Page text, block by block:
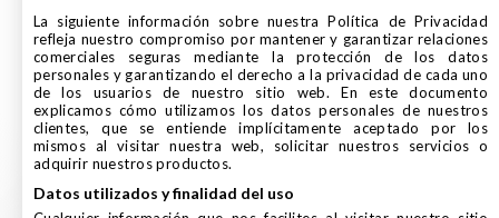
La siguiente información sobre nuestra Política de Privacidad
refleja nuestro compromiso por mantener y garantizar relaciones
comerciales seguras mediante la protección de los datos
personales y garantizando el derecho a la privacidad de cada uno
de los usuarios de nuestro sitio web. En este documento
explicamos cómo utilizamos los datos personales de nuestros
clientes, que se entiende implícitamente aceptado por los
mismos al visitar nuestra web, solicitar nuestros servicios o
adquirir nuestros productos.
datos utilizados y finalidad del uso